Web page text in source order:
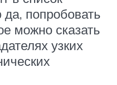
попробовать
можно сказать
узких